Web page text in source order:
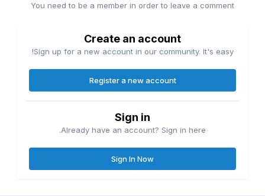
You need to be a member in order to leave a comment
Create an account
Sign up for a new account in our community. It's easy!
Register a new account
Sign in
Already have an account? Sign in here.
Sign In Now